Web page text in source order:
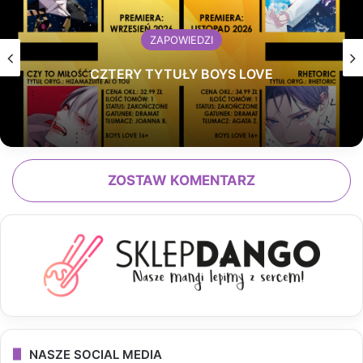
ZAPOWIEDZI
CZTERY TYTUŁY BOYS LOVE
ZOSTAW KOMENTARZ
NASZE SOCIAL MEDIA